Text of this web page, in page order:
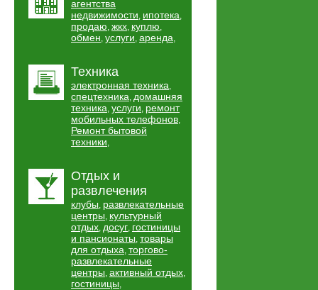
агентства
недвижимости, ипотека,
продаю, жкх, куплю,
обмен, услуги, аренда,
Техника
электронная техника,
спецтехника, домашняя
техника, услуги, ремонт
мобильных телефонов,
Ремонт бытовой
техники,
Отдых и
развлечения
клубы, развлекательные
центры, культурный
отдых, досуг, гостиницы
и пансионаты, товары
для отдыха, торгово-
развлекательные
центры, активный отдых,
гостиницы,